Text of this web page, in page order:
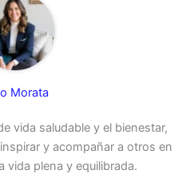
Morata
vida saludable y el bienestar,
y acompañar a otros en
vida plena y equilibrada.